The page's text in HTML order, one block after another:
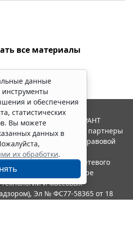
все материалы
данные
инструменты
и обеспечения
статистических
Вы можете
данных в
их обработки.
2026. Система ГАРАНТ
Компания "Гарант" и ее партнеры
ассоциации правовой
в качестве сетевого
по надзору в сфере
и массовых
Эл № ФС77-58365 от 18